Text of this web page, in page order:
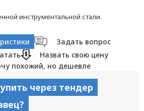
инструментальной стали.
Задать вопрос
Назвать свою цену
похожий, но дешевле
через тендер